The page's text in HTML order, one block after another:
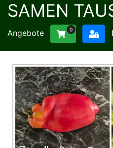
SAMEN
Angebote 0